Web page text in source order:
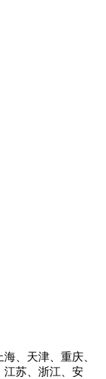
、天津、重庆、
江苏、浙江、安